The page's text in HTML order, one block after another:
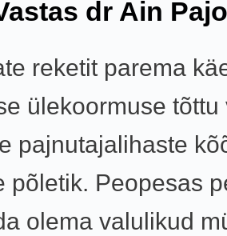
dr Ain
reketit parema
ülekoormuse tõttu
pajnutajalihaste
põletik. Peopesas
olema valulikud